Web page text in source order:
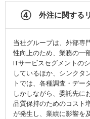
④ 外注に関するリ
当社グループは、外部専
性向上のため、業務の一
ITサービスセグメントの
しているほか、シンクタ
トでは、各種調査・デー
しかしながら、委託先に
品質保持のためのコスト
が発生し、業績に影響を